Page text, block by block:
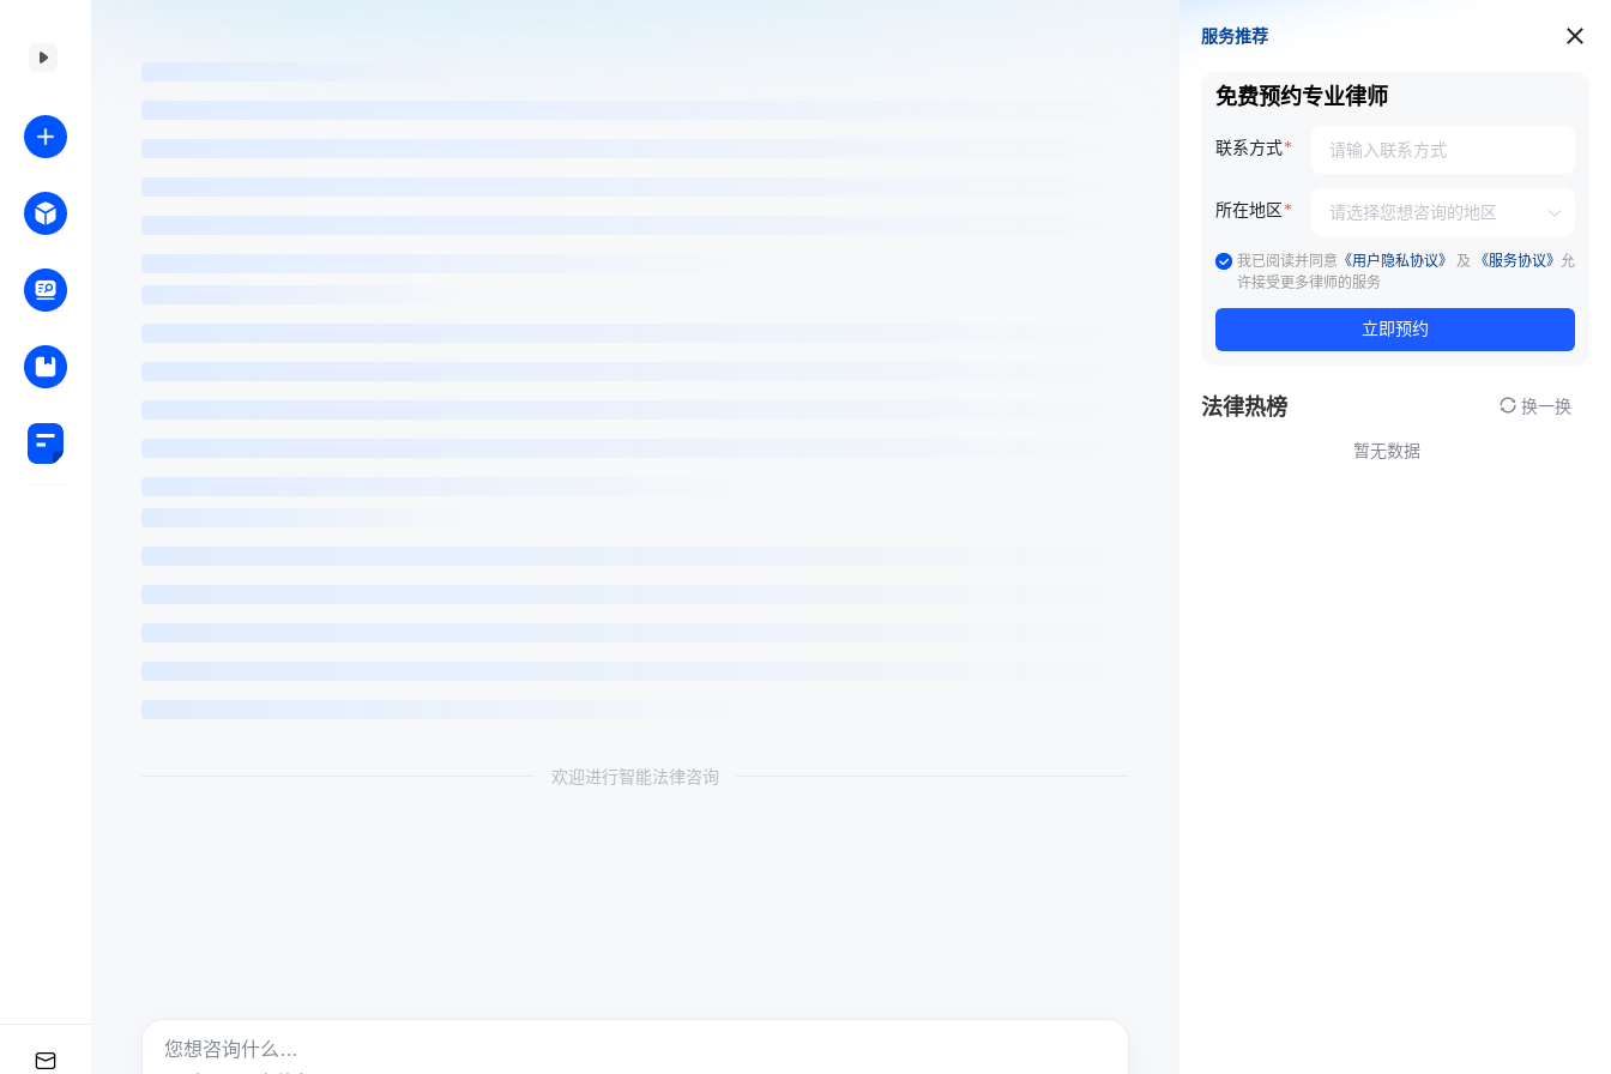
欢迎进行智能法律咨询
服务推荐
服务推荐
免费预约专业律师
联系方式
所在地区
我已阅读并同意 《用户隐私协议》 及 《服务协议》 允
许接受更多律师的服务
立即预约
法律热榜 换一换
暂无数据